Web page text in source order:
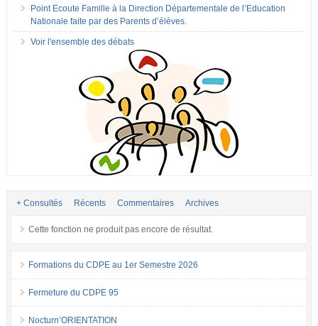
Point Ecoute Famille à la Direction Départementale de l’Education
Nationale faite par des Parents d’élèves.
Voir l'ensemble des débats
+ Consultés Récents Commentaires Archives
Cette fonction ne produit pas encore de résultat.
Formations du CDPE au 1er Semestre 2026
Fermeture du CDPE 95
Nocturn’ORIENTATION